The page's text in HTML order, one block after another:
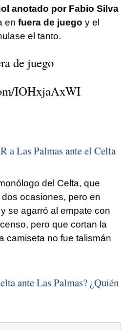
anotado por Fabio Silva
en fuera de juego y el
el tanto.
de juego
IOHxjaAxWI
a Las Palmas ante el Celta
del Celta, que
ocasiones, pero en
se agarró al empate con
pero que cortan la
camiseta no fue talismán
ante Las Palmas? ¿Quién